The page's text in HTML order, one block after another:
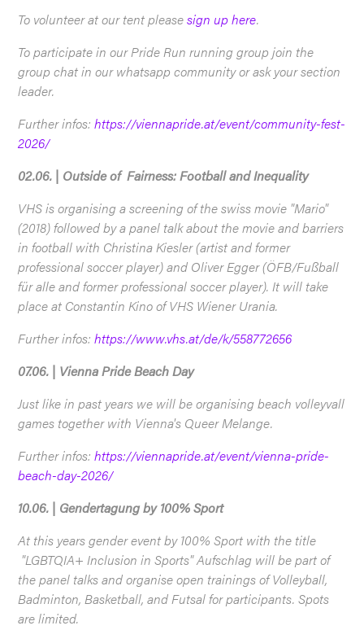
To volunteer at our tent pleasesign up here.
To participate in our Pride Run running group join the
group chat in our whatsapp community or ask your section
leader.
Further infos:https://viennapride.at/event/community-fest-
2026/
02.06. | Outside of Fairness: Football and Inequality
VHS is organising a screening of the swiss movie "Mario"
(2018) followed by a panel talk about the movie and barriers
in football with Christina Kiesler (artist and former
professional soccer player) and Oliver Egger (ÖFB/Fußball
für alle and former professional soccer player). It will take
place at Constantin Kino of VHS Wiener Urania.
Further infos:https://www.vhs.at/de/k/558772656
07.06. | Vienna Pride Beach Day
Just like in past years we will be organising beach volleyvall
games together with Vienna's Queer Melange.
Further infos:https://viennapride.at/event/vienna-pride-
beach-day-2026/
10.06. | Gendertagung by 100% Sport
At this years gender event by 100% Sport with the title
"LGBTQIA+ Inclusion in Sports" Aufschlag will be part of
the panel talks and organise open trainings of Volleyball,
Badminton, Basketball, and Futsal for participants. Spots
are limited.